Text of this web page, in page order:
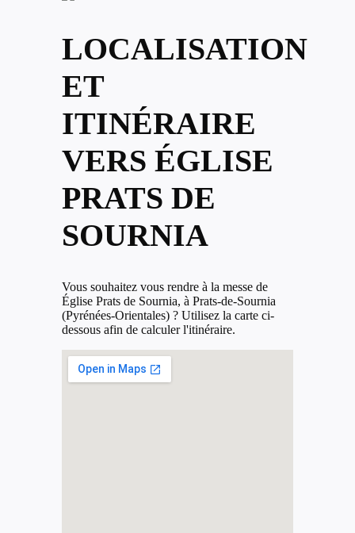
LOCALISATION
ET
ITINÉRAIRE
VERS ÉGLISE
PRATS DE
SOURNIA
Vous souhaitez vous rendre à la messe de
Église Prats de Sournia, à Prats-de-Sournia
(Pyrénées-Orientales) ? Utilisez la carte ci-
dessous afin de calculer l'itinéraire.